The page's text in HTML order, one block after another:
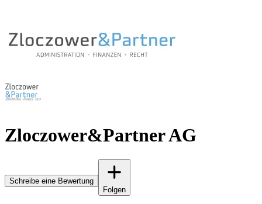
Zloczower&Partner AG
Schreibe eine Bewertung
Folgen